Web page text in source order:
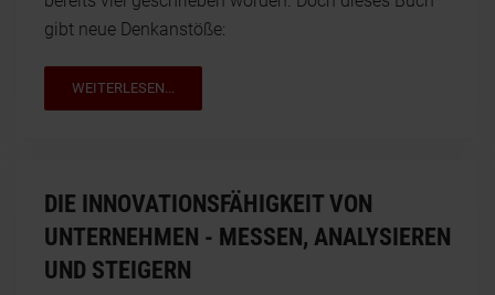
gibt neue Denkanstöße:
WEITERLESEN...
DIE INNOVATIONSFÄHIGKEIT VON
UNTERNEHMEN - MESSEN, ANALYSIEREN
UND STEIGERN